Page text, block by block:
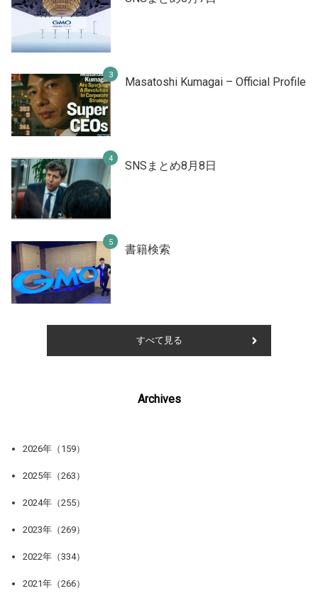
Masatoshi Kumagai – Official Profile
SNSまとめ8月8日
書籍検索
すべて見る
Archives
2026年（159）
2025年（263）
2024年（255）
2023年（269）
2022年（334）
2021年（266）